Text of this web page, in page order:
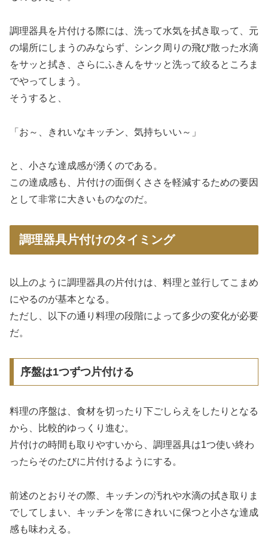
調理器具を片付ける際には、洗って水気を拭き取って、元
の場所にしまうのみならず、シンク周りの飛び散った水滴
をサッと拭き、さらにふきんをサッと洗って絞るところま
でやってしまう。
そうすると、
「お～、きれいなキッチン、気持ちいい～」
と、小さな達成感が湧くのである。
この達成感も、片付けの面倒くささを軽減するための要因
として非常に大きいものなのだ。
調理器具片付けのタイミング
以上のように調理器具の片付けは、料理と並行してこまめ
にやるのが基本となる。
ただし、以下の通り料理の段階によって多少の変化が必要
だ。
序盤は1つずつ片付ける
料理の序盤は、食材を切ったり下ごしらえをしたりとなる
から、比較的ゆっくり進む。
片付けの時間も取りやすいから、調理器具は1つ使い終わ
ったらそのたびに片付けるようにする。
前述のとおりその際、キッチンの汚れや水滴の拭き取りま
でしてしまい、キッチンを常にきれいに保つと小さな達成
感も味わえる。